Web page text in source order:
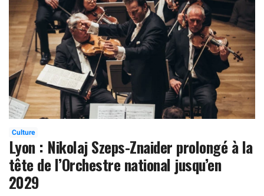
Culture
Lyon : Nikolaj Szeps-Znaider prolongé à la
tête de l’Orchestre national jusqu’en
2029